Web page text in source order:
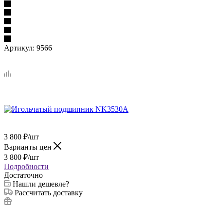
Артикул: 9566
3 800 ₽/шт
Варианты цен
3 800 ₽/шт
Подробности
Достаточно
Нашли дешевле?
Рассчитать доставку